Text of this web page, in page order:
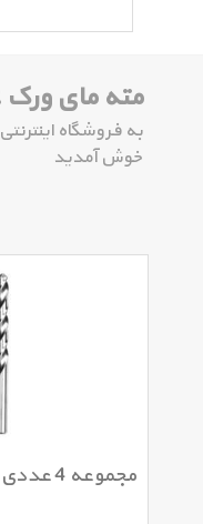
مته مای ورک Drillbit My Work
به فروشگاه اینترنتی
خوش آمدید